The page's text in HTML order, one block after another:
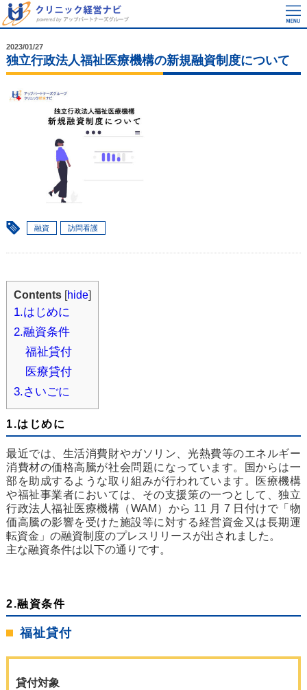
2023/01/27
独立行政法人福祉医療機構の新規融資制度について
融資 訪問看護
Contents [hide]
1.はじめに
2.融資条件
福祉貸付
医療貸付
3.さいごに
1.はじめに
最近では、生活消費財やガソリン、光熱費等のエネルギー
消費材の価格高騰が社会問題になっています。国からは一
部を助成するような取り組みが行われています。医療機構
や福祉事業者においては、その支援策の一つとして、独立
行政法人福祉医療機構（WAM）から 11 月 7 日付けで「物
価高騰の影響を受けた施設等に対する経営資金又は長期運
転資金」の融資制度のプレスリリースが出されました。
主な融資条件は以下の通りです。
2.融資条件
福祉貸付
貸付対象